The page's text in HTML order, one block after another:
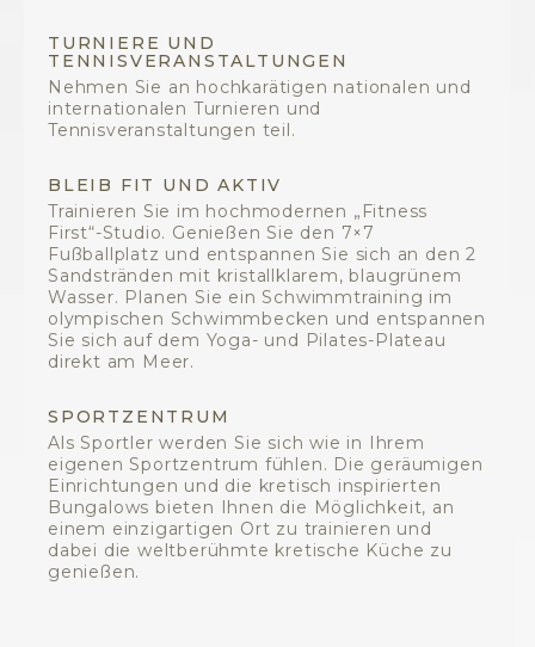
TURNIERE UND
TENNISVERANSTALTUNGEN
Nehmen Sie an hochkarätigen nationalen und
internationalen Turnieren und
Tennisveranstaltungen teil.
BLEIB FIT UND AKTIV
Trainieren Sie im hochmodernen „Fitness
First“-Studio. Genießen Sie den 7×7
Fußballplatz und entspannen Sie sich an den 2
Sandstränden mit kristallklarem, blaugrünem
Wasser. Planen Sie ein Schwimmtraining im
olympischen Schwimmbecken und entspannen
Sie sich auf dem Yoga- und Pilates-Plateau
direkt am Meer.
SPORTZENTRUM
Als Sportler werden Sie sich wie in Ihrem
eigenen Sportzentrum fühlen. Die geräumigen
Einrichtungen und die kretisch inspirierten
Bungalows bieten Ihnen die Möglichkeit, an
einem einzigartigen Ort zu trainieren und
dabei die weltberühmte kretische Küche zu
genießen.